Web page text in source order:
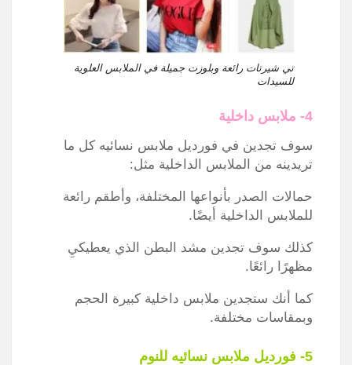
تي شيرتات رائعة وبلوزت جميلة في الملابس العلوية
للسيدات
4- ملابس داخلية
سوف تجدين في فورديل ملابس نسائيه كل ما
تريدينه من الملابس الداخلية مثل:
حمالات الصدر بأنواعها المختلفة، وأطقم رائعة
للملابس الداخلية أيضًا.
كذلك سوف تجدين مشد البطن الذي يعطيكيِ
مظهرًا رائعًا.
كما أنك ستجدين ملابس داخلية كبيرة الحجم
وبمقاسات مختلفة.
5- فورديل ملابس نسائيه للنوم